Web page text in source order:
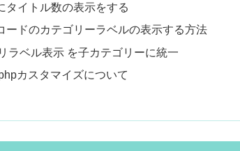
タイトル数の表示をする
ードのカテゴリーラベルの表示する方法
ラベル表示 を子カテゴリーに統一
カスタマイズについて